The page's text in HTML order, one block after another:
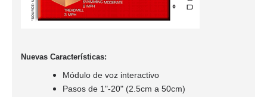
Nuevas Características:
Módulo de voz interactivo
Pasos de 1"-20" (2.5cm a 50cm)